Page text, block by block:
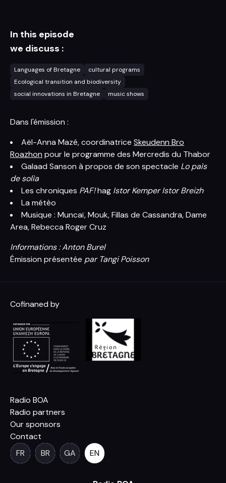
In this episode
we discuss :
Languages of Bretagne
cultural programs
Ecological transition and biodiversity
social innovations in Bretagne
music shows
Dans l'émission :
Aël-Anna Mazé, coordinatrice Skeudenn Bro
Roazhon pour le programme des Mercredis du Thabor
Galaad Sanson à propos de son spectacle Lo paìs
de solìa
Les chroniques PAF!hag Istor Kemper Istor Breizh
La métèo
Musique : Muncaï, Mouk, Fillas de Cassandra, Dame
Area, Rebecca Roger Cruz
Informations : Anton Burel
Émission présentée par Tangi Poisson
Cofinaned by
Radio BOA
Radio partners
Our sponsors
Contact
FR
BR GA EN